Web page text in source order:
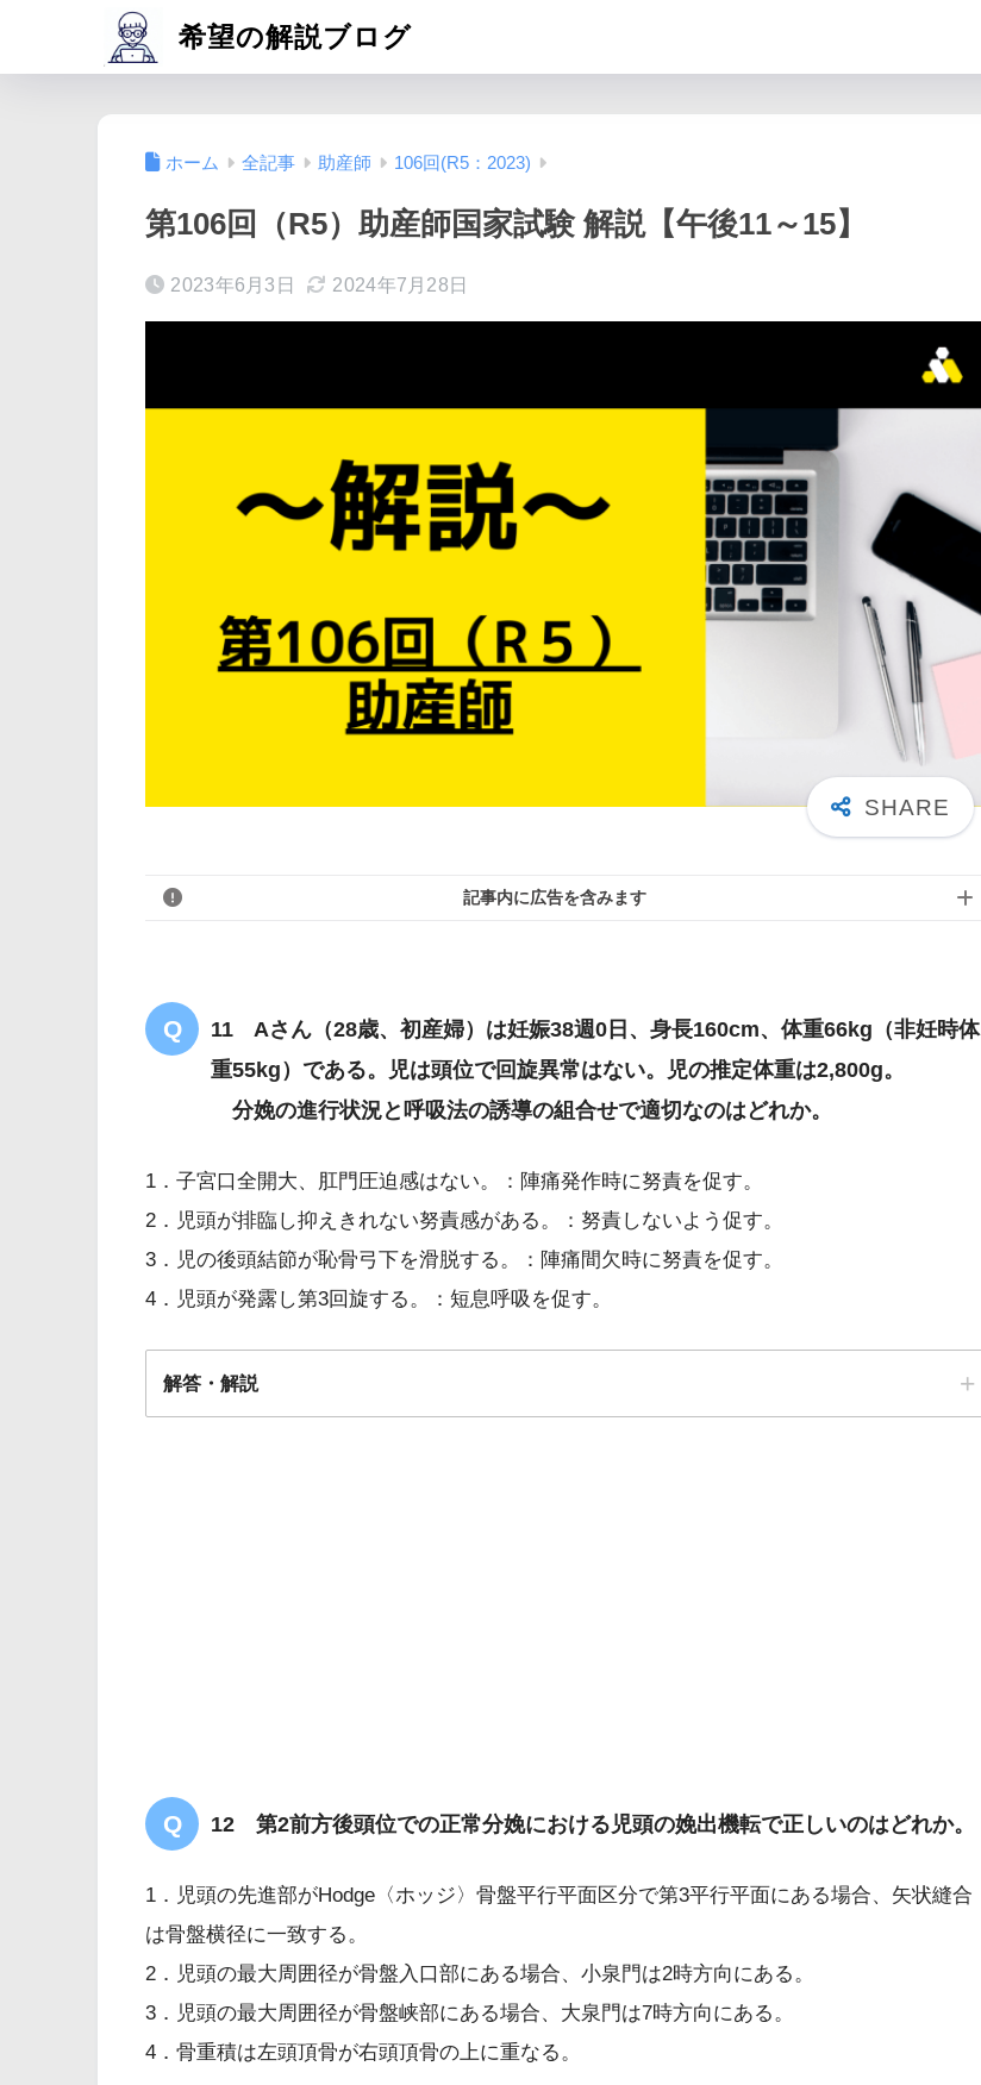
希望の解説ブログ
ホーム 全記事 助産師 106回(R5：2023)
第106回（R5）助産師国家試験 解説【午後11～15】
2023年6月3日 2024年7月28日
記事内に広告を含みます
11 Aさん（28歳、初産婦）は妊娠38週0日、身長160cm、体重66kg（非妊時体
重55kg）である。児は頭位で回旋異常はない。児の推定体重は2,800g。
分娩の進行状況と呼吸法の誘導の組合せで適切なのはどれか。
1．子宮口全開大、肛門圧迫感はない。：陣痛発作時に努責を促す。
2．児頭が排臨し抑えきれない努責感がある。：努責しないよう促す。
3．児の後頭結節が恥骨弓下を滑脱する。：陣痛間欠時に努責を促す。
4．児頭が発露し第3回旋する。：短息呼吸を促す。
解答・解説
12 第2前方後頭位での正常分娩における児頭の娩出機転で正しいのはどれか。
1．児頭の先進部がHodge〈ホッジ〉骨盤平行平面区分で第3平行平面にある場合、矢状縫合
は骨盤横径に一致する。
2．児頭の最大周囲径が骨盤入口部にある場合、小泉門は2時方向にある。
3．児頭の最大周囲径が骨盤峡部にある場合、大泉門は7時方向にある。
4．骨重積は左頭頂骨が右頭頂骨の上に重なる。